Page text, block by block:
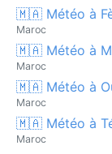
🇲🇦 Météo à
Maroc
🇲🇦 Météo à
Maroc
🇲🇦 Météo à
Maroc
🇲🇦 Météo à
Maroc